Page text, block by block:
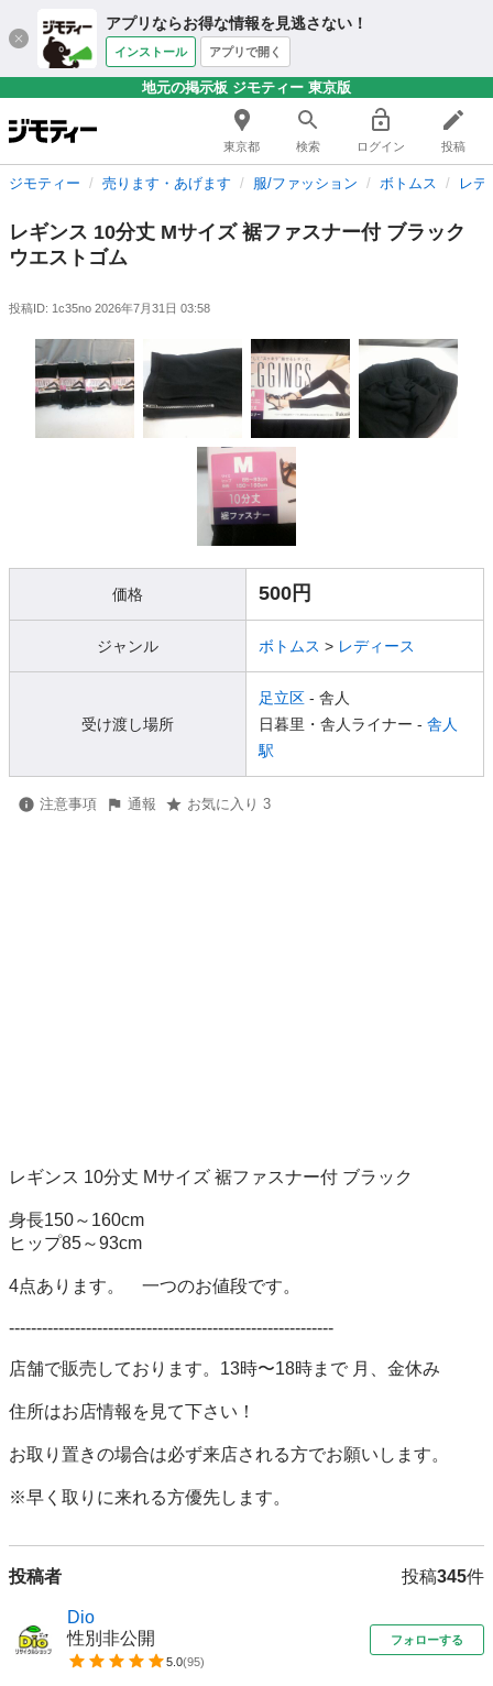
アプリならお得な情報を見逃さない！
インストール アプリで開く
地元の掲示板 ジモティー 東京版
東京都 検索 ログイン 投稿
ジモティー 売ります・あげます 服/ファッション ボトムス レデ
レギンス 10分丈 Mサイズ 裾ファスナー付 ブラック
ウエストゴム
投稿ID: 1c35no 2026年7月31日 03:58
価格 500円
ジャンル ボトムス > レディース
受け渡し場所
足立区 - 舎人
日暮里・舎人ライナー - 舎人
駅
注意事項 通報 お気に入り 3
レギンス 10分丈 Mサイズ 裾ファスナー付 ブラック
身長150～160cm
ヒップ85～93cm
4点あります。　一つのお値段です。
-----------------------------------------------------------
店舗で販売しております。13時〜18時まで 月、金休み
住所はお店情報を見て下さい！
お取り置きの場合は必ず来店される方でお願いします。
投稿者 投稿345件
Dio
性別非公開
5.0(95)
フォローする